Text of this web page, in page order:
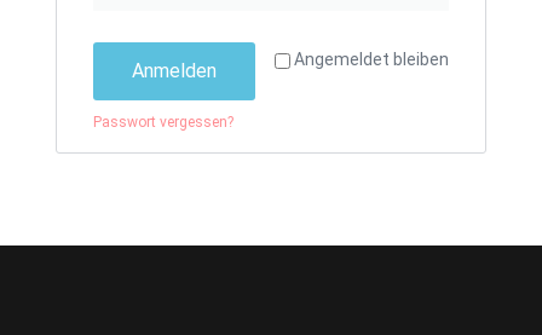
Angemeldet bleiben
Anmelden
Passwort vergessen?